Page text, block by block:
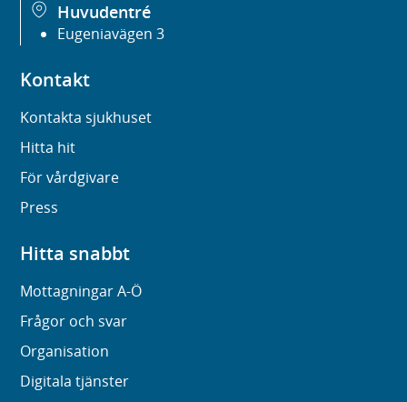
Huvudentré
Eugeniavägen 3
Kontakt
Kontakta sjukhuset
Hitta hit
För vårdgivare
Press
Hitta snabbt
Mottagningar A-Ö
Frågor och svar
Organisation
Digitala tjänster